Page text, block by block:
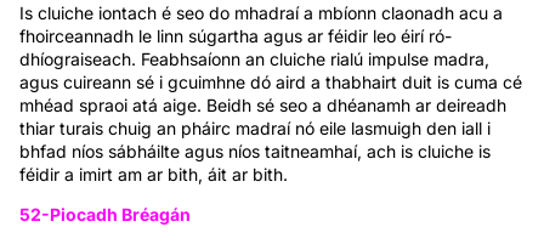
Is cluiche iontach é seo do mhadraí a mbíonn claonadh acu a
fhoirceannadh le linn súgartha agus ar féidir leo éirí ró-
dhíograiseach. Feabhsaíonn an cluiche rialú impulse madra,
agus cuireann sé i gcuimhne dó aird a thabhairt duit is cuma cé
mhéad spraoi atá aige. Beidh sé seo a dhéanamh ar deireadh
thiar turais chuig an pháirc madraí nó eile lasmuigh den iall i
bhfad níos sábháilte agus níos taitneamhaí, ach is cluiche is
féidir a imirt am ar bith, áit ar bith.
52-Piocadh Bréagán